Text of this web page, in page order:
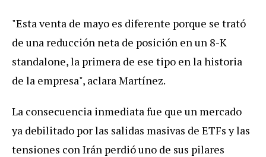
"Esta venta de mayo es diferente porque se trató
de una reducción neta de posición en un 8-K
standalone, la primera de ese tipo en la historia
de la empresa", aclara Martínez.
La consecuencia inmediata fue que un mercado
ya debilitado por las salidas masivas de ETFs y las
tensiones con Irán perdió uno de sus pilares